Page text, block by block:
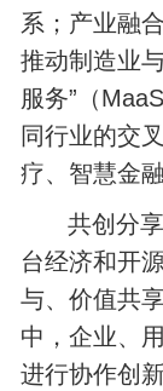
系；产业融
推动制造业
服务”（
同行业的交
疗、智慧金
共创分
台经济和开
与、价值共
中，企业、
进行协作创